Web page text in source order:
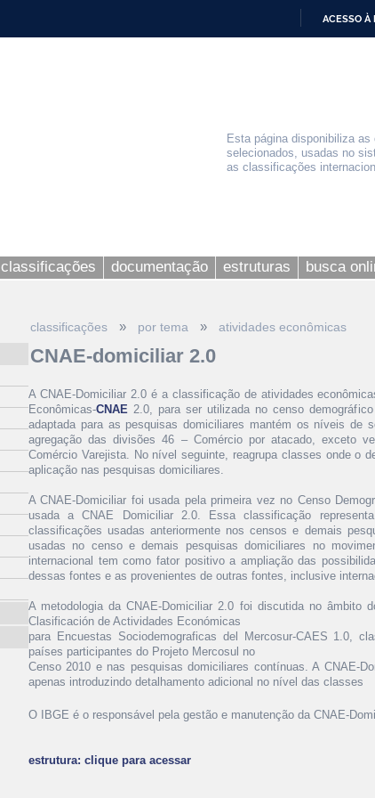
ACESSO À
Esta página disponibiliza
selecionados, usadas no
as classificações
classificações documentação estruturas busca
classificações » por tema » atividades econômicas
CNAE-domiciliar 2.0
A CNAE-Domiciliar 2.0 é a classificação de atividades
Econômicas-CNAE 2.0, para ser utilizada no censo
adaptada para as pesquisas domiciliares mantém os níveis de
agregação das divisões 46 – Comércio por atacado, exceto
Comércio Varejista. No nível seguinte, reagrupa classes onde o
aplicação nas pesquisas domiciliares.
A CNAE-Domiciliar foi usada pela primeira vez no Censo
usada a CNAE Domiciliar 2.0. Essa classificação
classificações usadas anteriormente nos censos e demais
usadas no censo e demais pesquisas domiciliares no
internacional tem como fator positivo a ampliação das
dessas fontes e as provenientes de outras fontes, inclusive
A metodologia da CNAE-Domiciliar 2.0 foi discutida no âmbito
Clasificación de Actividades Económicas
para Encuestas Sociodemograficas del Mercosur-CAES 1.0,
países participantes do Projeto Mercosul no
Censo 2010 e nas pesquisas domiciliares contínuas. A CNAE-
apenas introduzindo detalhamento adicional no nível das classes
O IBGE é o responsável pela gestão e manutenção da CNAE-
estrutura: clique para acessar